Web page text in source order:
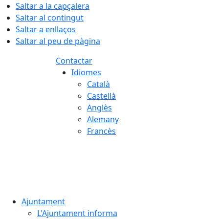
Saltar a la capçalera
Saltar al contingut
Saltar a enllaços
Saltar al peu de pàgina
Contactar
Idiomes
Català
Castellà
Anglès
Alemany
Francès
Ajuntament
L'Ajuntament informa